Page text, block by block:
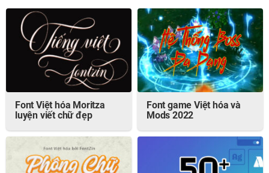
Font Việt hóa Moritza
luyện viết chữ đẹp
Font game Việt hóa và
Mods 2022